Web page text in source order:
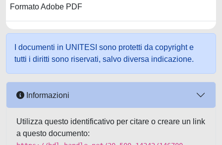
Formato Adobe PDF
I documenti in UNITESI sono protetti da copyright e
tutti i diritti sono riservati, salvo diversa indicazione.
Informazioni
Utilizza questo identificativo per citare o creare un link
a questo documento: